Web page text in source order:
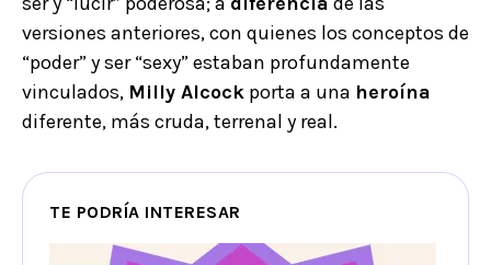
versiones anteriores, con quienes los conceptos de
“poder” y ser “sexy” estaban profundamente
vinculados, Milly Alcock porta a una heroína
diferente, más cruda, terrenal y real.
TE PODRÍA INTERESAR